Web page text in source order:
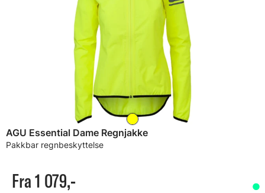
AGU Essential Dame Regnjakke
Pakkbar regnbeskyttelse
Fra 1 079,-